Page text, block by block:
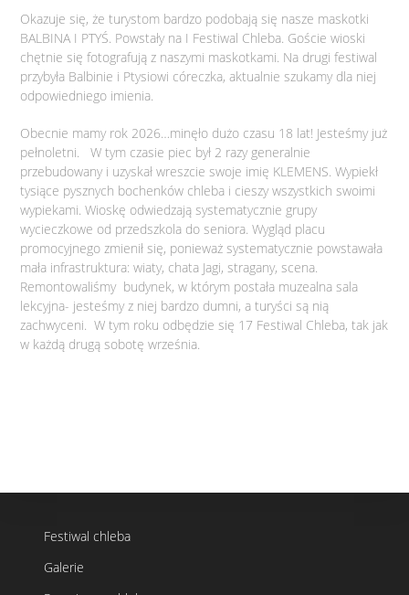
Okazuje się, że turystom bardzo podobają się nasze maskotki
BALBINA I PTYŚ. Powstały na I Festiwal Chleba. Goście wioski
chętnie się fotografują z naszymi maskotkami. Na drugi festiwal
przybyła Balbinie i Ptysiowi córeczka, aktualnie szukamy dla niej
odpowiedniego imienia.
Obecnie mamy rok 2026…minęło dużo czasu 18 lat! Jesteśmy już
pełnoletni. W tym czasie piec był 2 razy generalnie
przebudowany i uzyskał wreszcie swoje imię KLEMENS. Wypiekł
tysiące pysznych bochenków chleba i cieszy wszystkich swoimi
wypiekami. Wioskę odwiedzają systematycznie grupy
wycieczkowe od przedszkola do seniora. Wygląd placu
promocyjnego zmienił się, ponieważ systematycznie powstawała
mała infrastruktura: wiaty, chata Jagi, stragany, scena.
Remontowaliśmy budynek, w którym postała muzealna sala
lekcyjna- jesteśmy z niej bardzo dumni, a turyści są nią
zachwyceni. W tym roku odbędzie się 17 Festiwal Chleba, tak jak
w każdą drugą sobotę września.
Festiwal chleba
Galerie